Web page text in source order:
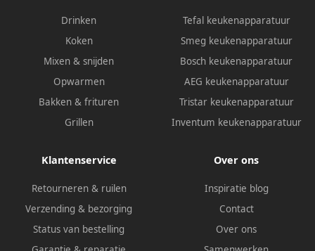
Drinken
Koken
Mixen & snijden
Opwarmen
Bakken & frituren
Grillen
Tefal keukenapparatuur
Smeg keukenapparatuur
Bosch keukenapparatuur
AEG keukenapparatuur
Tristar keukenapparatuur
Inventum keukenapparatuur
Klantenservice
Retourneren & ruilen
Verzending & bezorging
Status van bestelling
Over ons
Inspiratie blog
Contact
Over ons